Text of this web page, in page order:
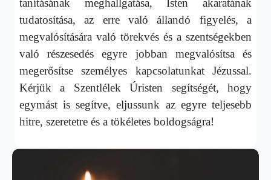
tanításának meghallgatása, Isten akaratának
tudatosítása, az erre való állandó figyelés, a
megvalósítására való törekvés és a szentségekben
való részesedés egyre jobban megvalósítsa és
megerősítse személyes kapcsolatunkat Jézussal.
Kérjük a Szentlélek Úristen segítségét, hogy
egymást is segítve, eljussunk az egyre teljesebb
hitre, szeretetre és a tökéletes boldogságra!